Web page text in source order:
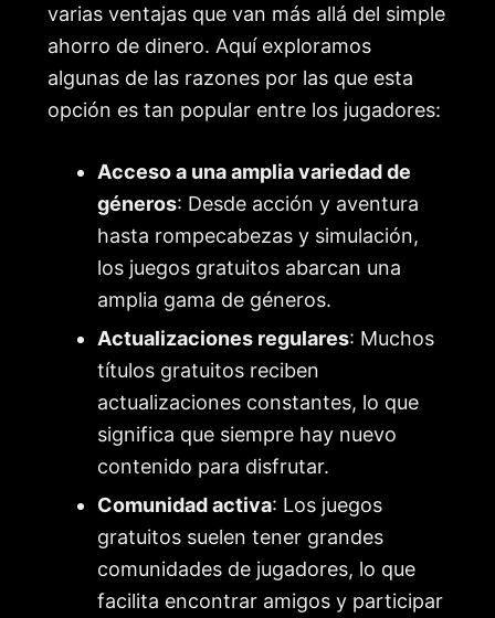
varias ventajas que van más allá del simple
ahorro de dinero. Aquí exploramos
algunas de las razones por las que esta
opción es tan popular entre los jugadores:
Acceso a una amplia variedad de
géneros: Desde acción y aventura
hasta rompecabezas y simulación,
los juegos gratuitos abarcan una
amplia gama de géneros.
Actualizaciones regulares: Muchos
títulos gratuitos reciben
actualizaciones constantes, lo que
significa que siempre hay nuevo
contenido para disfrutar.
Comunidad activa: Los juegos
gratuitos suelen tener grandes
comunidades de jugadores, lo que
facilita encontrar amigos y participar